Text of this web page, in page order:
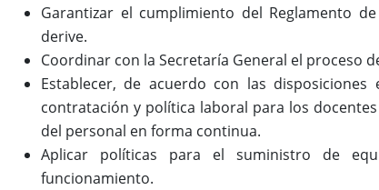
Garantizar el cumplimiento del Reglamento
derive.
Coordinar con la Secretaría General el proceso
Establecer, de acuerdo con las
contratación y política laboral para los
del personal en forma continua.
Aplicar políticas para el suministro de
funcionamiento.